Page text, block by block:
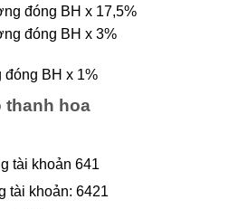
đóng BH x 17,5%
đóng BH x 3%
BH x 1%
thanh hoa
tài khoản 641
tài khoản: 6421